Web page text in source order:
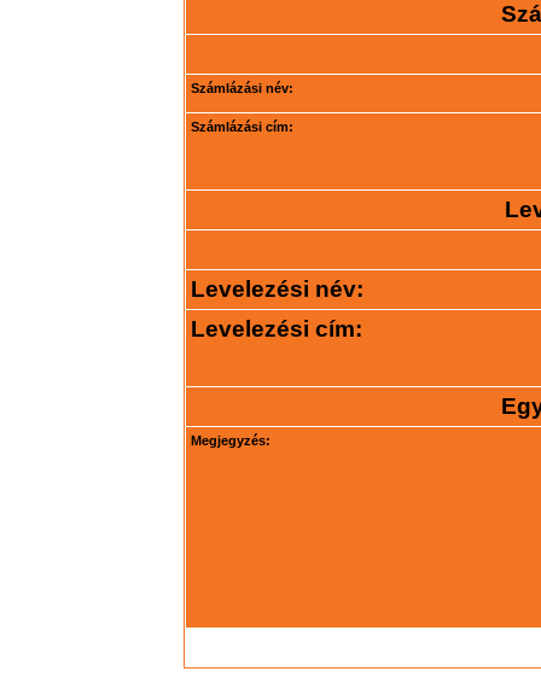
Számlázási név:
Számlázási cím:
Levelezési név:
Levelezési cím:
Megjegyzés: